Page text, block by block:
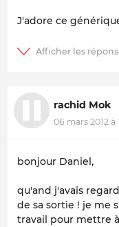
J'adore ce
rachid Mok
06 mars 2012 à
bonjour Daniel,
qu'and j'avais
de sa sortie ! je me
travail pour mettre